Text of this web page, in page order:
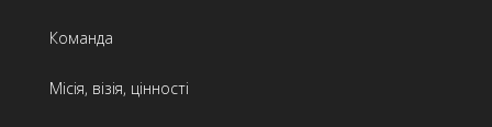
Команда
Місія, візія, цінності